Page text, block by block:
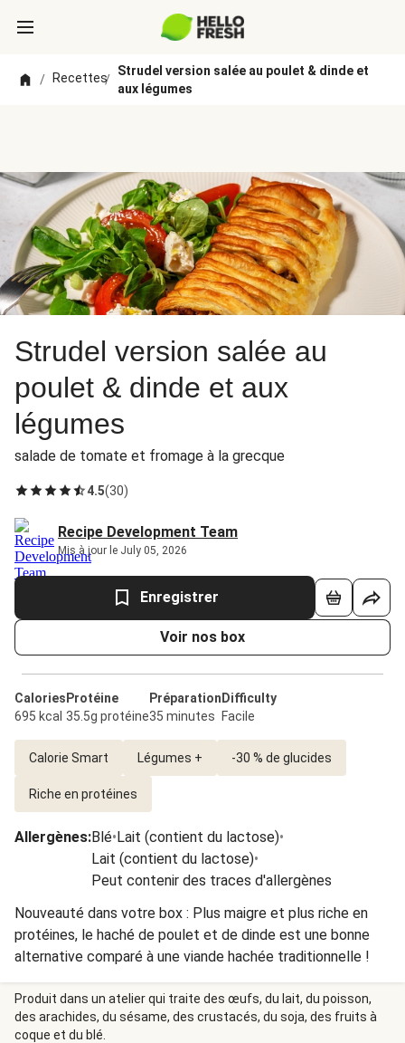
/ Recettes/
Strudel version salée au poulet & dinde et
aux légumes
Strudel version salée au
poulet & dinde et aux
légumes
salade de tomate et fromage à la grecque
4.5(30)
Recipe Development Team
Mis à jour le July 05, 2026
Enregistrer
Voir nos box
Calories
695 kcal
Protéine
35.5g protéine
Préparation
35 minutes
Difficulty
Facile
Calorie Smart Légumes + -30 % de glucides
Riche en protéines
Allergènes:Blé•Lait (contient du lactose)•
Lait (contient du lactose)•
Peut contenir des traces d'allergènes
Nouveauté dans votre box : Plus maigre et plus riche en
protéines, le haché de poulet et de dinde est une bonne
alternative comparé à une viande hachée traditionnelle !
Produit dans un atelier qui traite des œufs, du lait, du poisson,
des arachides, du sésame, des crustacés, du soja, des fruits à
coque et du blé.